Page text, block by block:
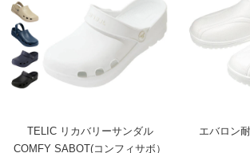
TELIC リカバリーサンダル
COMFY SABOT(コンフィサボ）
エバロン